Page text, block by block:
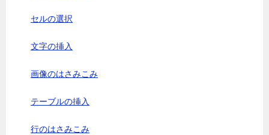
セルの選択
文字の挿入
画像のはさみこみ
テーブルの挿入
行のはさみこみ